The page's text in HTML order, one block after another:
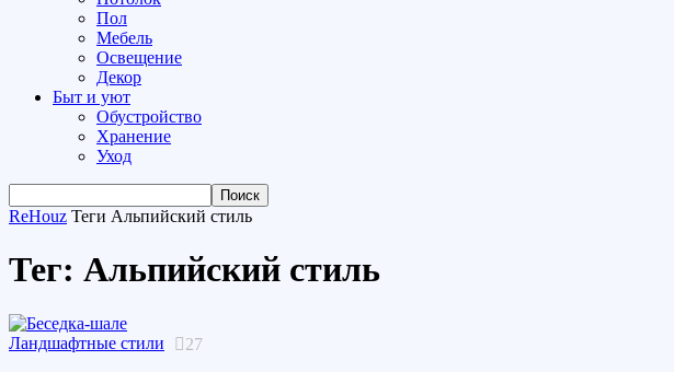
Пол
Мебель
Освещение
Декор
Быт и уют
Обустройство
Хранение
Уход
ReHouz Теги Альпийский стиль
Тег: Альпийский стиль
Ландшафтные стили 27